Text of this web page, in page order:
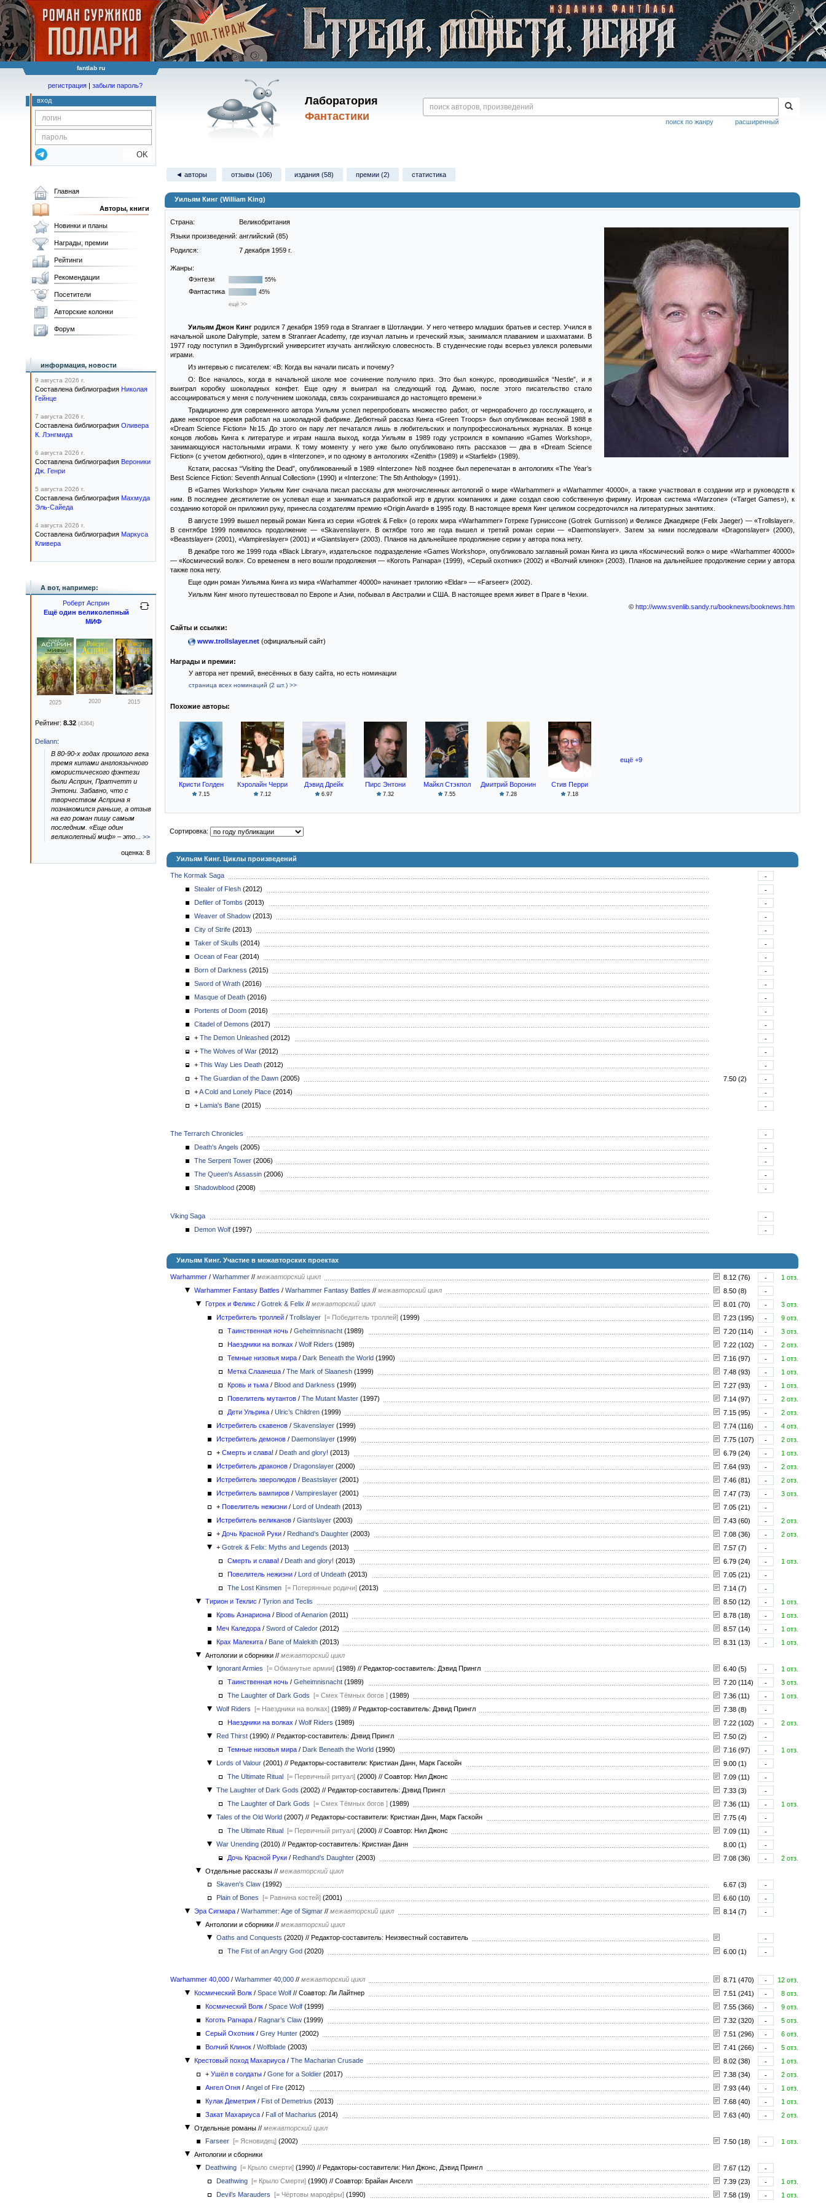
fantlab ru
Лаборатория
Фантастики
расширенный
поиск по жанру
регистрация | забыли пароль?
вход
OK
◄ авторы отзывы (106) издания (58) премии (2) статистика
Уильям Кинг (William King)
Страна:
Великобритания
Языки произведений: английский (85)
Родился:
7 декабря 1959 г.
Жанры:
Фэнтези
55%
Фантастика
45%
ещё >>
Уильям Джон Кингродился 7 декабря 1959 года в Stranraer в Шотландии. У него четверо младших братьев и сестер. Учился в
начальной школе Dalrymple, затем в Stranraer Academy, где изучал латынь и греческий язык, занимался плаванием и шахматами. В
1977 году поступил в Эдинбургский университет изучать английскую словесность. В студенческие годы всерьез увлекся ролевыми
играми.
Из интервью с писателем: «В: Когда вы начали писать и почему?
О: Все началось, когда в начальной школе мое сочинение получило приз. Это был конкурс, проводившийся “Nestle”, и я
выиграл коробку шоколадных конфет. Еще одну я выиграл на следующий год. Думаю, после этого писательство стало
ассоциироваться у меня с получением шоколада, связь сохранившаяся до настоящего времени.»
Традиционно для современного автора Уильям успел перепробовать множество работ, от чернорабочего до госслужащего, и
даже некоторое время работал на шоколадной фабрике. Дебютный рассказ Кинга «Green Troops» был опубликован весной 1988 в
«Dream Science Fiction» №15. До этого он пару лет печатался лишь в любительских и полупрофессиональных журналах. В конце
концов любовь Кинга к литературе и играм нашла выход, когда Уильям в 1989 году устроился в компанию «Games Workshop»,
занимающуюся настольными играми. К тому моменту у него уже было опубликовано пять рассказов — два в «Dream Science
Fiction» (с учетом дебютного), один в «Interzone», и по одному в антологиях «Zenith» (1989) и «Starfield» (1989).
Кстати, рассказ “Visiting the Dead”, опубликованный в 1989 «Interzone» №8 позднее был перепечатан в антологиях «The Year’s
Best Science Fiction: Seventh Annual Collection» (1990) и «Interzone: The 5th Anthology» (1991).
В «Games Workshop» Уильям Кинг сначала писал рассказы для многочисленных антологий о мире «Warhammer» и «Warhammer 40000», а также участвовал в создании игр и руководств к
ним. В последнее десятилетие он успевал еще и заниматься разработкой игр в других компаниях и даже создал свою собственную фириму. Игровая система «Warzone» («Target Games»), к
созданию которой он приложил руку, принесла создателям премию «Origin Award» в 1995 году. В настоящее время Кинг целиком сосредоточился на литературных занятиях.
В августе 1999 вышел первый роман Кинга из серии «Gotrek & Felix» (о героях мира «Warhammer» Готреке Гурниссоне (Gotrek Gurnisson) и Феликсе Джаеджере (Felix Jaeger) — «Trollslayer».
В сентябре 1999 появилось продолжение — «Skavenslayer». В октябре того же года вышел и третий роман серии — «Daemonslayer». Затем за ними последовали «Dragonslayer» (2000),
«Beastslayer» (2001), «Vampireslayer» (2001) и «Giantslayer» (2003). Планов на дальнейшее продолжение серии у автора пока нету.
В декабре того же 1999 года «Black Library», издательское подразделение «Games Workshop», опубликовало заглавный роман Кинга из цикла «Космический волк» о мире «Warhammer 40000»
— «Космический волк». Со временем в него вошли продолжения — «Коготь Рагнара» (1999), «Серый охотник» (2002) и «Волчий клинок» (2003). Планов на дальнейшее продолжение серии у автора
также пока нету.
Еще один роман Уильяма Кинга из мира «Warhammer 40000» начинает трилогию «Eldar» — «Farseer» (2002).
Уильям Кинг много путешествовал по Европе и Азии, побывал в Австралии и США. В настоящее время живет в Праге в Чехии.
© http://www.svenlib.sandy.ru/booknews/booknews.htm
Сайты и ссылки:
www.trollslayer.net(официальный сайт)
Награды и премии:
У автора нет премий, внесённых в базу сайта, но есть номинации
страница всех номинаций (2 шт.) >>
Похожие авторы:
Кристи Голден
7.15
Кэролайн Черри
7.12
Дэвид Дрейк
6.97
Пирс Энтони
7.32
Майкл Стэкпол
7.55
Дмитрий Воронин
7.28
Стив Перри
7.18
ещё +9
Сортировка:
Уильям Кинг. Циклы произведений
The Kormak Saga
-
Stealer of Flesh (2012)
-
Defiler of Tombs (2013)
-
Weaver of Shadow (2013)
-
City of Strife (2013)
-
Taker of Skulls (2014)
-
Ocean of Fear (2014)
-
Born of Darkness (2015)
-
Sword of Wrath (2016)
-
Masque of Death (2016)
-
Portents of Doom (2016)
-
Citadel of Demons (2017)
-
+ The Demon Unleashed (2012)
-
+ The Wolves of War (2012)
-
+ This Way Lies Death (2012)
-
+ The Guardian of the Dawn (2005) 7.50 (2)
-
+A Cold and Lonely Place (2014)
-
+ Lamia's Bane (2015) -
The Terrarch Chronicles
-
Death's Angels (2005)
-
The Serpent Tower (2006)
-
The Queen's Assassin (2006)
-
Shadowblood (2008) -
Viking Saga
-
Demon Wolf (1997) -
Уильям Кинг. Участие в межавторских проектах
Warhammer / Warhammer // межавторский цикл 8.12 (76) -
1 отз.
Warhammer Fantasy Battles / Warhammer Fantasy Battles // межавторский цикл 8.50 (8)
-
Готрек и Феликс / Gotrek & Felix // межавторский цикл 8.01 (70) -
3 отз.
Истребитель троллей / Trollslayer [= Победитель троллей] (1999) 7.23 (195) -
9 отз.
Таинственная ночь / Geheimnisnacht (1989) 7.20 (114) -
3 отз.
Наездники на волках / Wolf Riders (1989) 7.22 (102) -
2 отз.
Темные низовья мира / Dark Beneath the World (1990) 7.16 (97) -
1 отз.
Метка Слаанеша / The Mark of Slaanesh (1999) 7.48 (93) -
1 отз.
Кровь и тьма / Blood and Darkness (1999) 7.27 (93) -
1 отз.
Повелитель мутантов / The Mutant Master (1997) 7.14 (97) -
2 отз.
Дети Ульрика / Ulric’s Children (1999) 7.15 (95) -
2 отз.
Истребитель скавенов / Skavenslayer (1999) 7.74 (116) -
4 отз.
Истребитель демонов / Daemonslayer (1999) 7.75 (107) -
2 отз.
+ Смерть и слава! / Death and glory! (2013) 6.79 (24) -
1 отз.
Истребитель драконов / Dragonslayer (2000) 7.64 (93) -
2 отз.
Истребитель зверолюдов / Beastslayer (2001) 7.46 (81) -
2 отз.
Истребитель вампиров / Vampireslayer (2001) 7.47 (73) -
3 отз.
+ Повелитель нежизни / Lord of Undeath (2013) 7.05 (21)
-
Истребитель великанов / Giantslayer (2003) 7.43 (60) -
2 отз.
+ Дочь Красной Руки / Redhand’s Daughter (2003) 7.08 (36) -
2 отз.
+ Gotrek & Felix: Myths and Legends (2013) 7.57 (7)
-
Смерть и слава! / Death and glory! (2013) 6.79 (24) -
1 отз.
Повелитель нежизни / Lord of Undeath (2013) 7.05 (21)
-
The Lost Kinsmen [= Потерянные родичи] (2013) 7.14 (7)
-
Тирион и Теклис / Tyrion and Teclis 8.50 (12) -
1 отз.
Кровь Аэнариона / Blood of Aenarion (2011) 8.78 (18) -
1 отз.
Меч Каледора / Sword of Caledor (2012) 8.57 (14) -
1 отз.
Крах Малекита / Bane of Malekith (2013) 8.31 (13) -
1 отз.
Антологии и сборники // межавторский цикл
Ignorant Armies [= Обманутые армии] (1989) // Редактор-составитель: Дэвид Прингл 6.40 (5) -
1 отз.
Таинственная ночь / Geheimnisnacht (1989) 7.20 (114) -
3 отз.
The Laughter of Dark Gods [= Смех Тёмных богов ] (1989) 7.36 (11) -
1 отз.
Wolf Riders [= Наездники на волках] (1989) // Редактор-составитель: Дэвид Прингл 7.38 (8)
-
Наездники на волках / Wolf Riders (1989) 7.22 (102) -
2 отз.
Red Thirst (1990) // Редактор-составитель: Дэвид Прингл 7.50 (2)
-
Темные низовья мира / Dark Beneath the World (1990) 7.16 (97) -
1 отз.
Lords of Valour (2001) // Редакторы-составители: Кристиан Данн, Марк Гаскойн 9.00 (1)
-
The Ultimate Ritual [= Первичный ритуал] (2000) // Соавтор: Нил Джонс 7.09 (11)
-
The Laughter of Dark Gods (2002) // Редактор-составитель: Дэвид Прингл 7.33 (3)
-
The Laughter of Dark Gods [= Смех Тёмных богов ] (1989) 7.36 (11) -
1 отз.
Tales of the Old World (2007) // Редакторы-составители: Кристиан Данн, Марк Гаскойн 7.75 (4)
-
The Ultimate Ritual [= Первичный ритуал] (2000) // Соавтор: Нил Джонс 7.09 (11)
-
War Unending (2010) // Редактор-составитель: Кристиан Данн 8.00 (1)
-
Дочь Красной Руки / Redhand’s Daughter (2003) 7.08 (36) -
2 отз.
Отдельные рассказы // межавторский цикл
Skaven's Claw (1992) 6.67 (3)
-
Plain of Bones [= Равнина костей] (2001) 6.60 (10)
-
Эра Сигмара / Warhammer: Age of Sigmar // межавторский цикл 8.14 (7)
-
Антологии и сборники // межавторский цикл
Oaths and Conquests (2020) // Редактор-составитель: Неизвестный составитель
-
The Fist of an Angry God (2020) 6.00 (1) -
Warhammer 40,000 / Warhammer 40,000 // межавторский цикл 8.71 (470) -
12 отз.
Космический Волк / Space Wolf // Соавтор: Ли Лайтнер 7.51 (241) -
8 отз.
Космический Волк / Space Wolf (1999) 7.55 (366) -
9 отз.
Коготь Рагнара / Ragnar’s Claw (1999) 7.32 (320) -
5 отз.
Серый Охотник / Grey Hunter (2002) 7.51 (296) -
6 отз.
Волчий Клинок / Wolfblade (2003) 7.41 (266) -
5 отз.
Крестовый поход Махариуса / The Macharian Crusade 8.02 (38) -
1 отз.
+ Ушёл в солдаты / Gone for a Soldier (2017) 7.38 (34) -
2 отз.
Ангел Огня / Angel of Fire (2012) 7.93 (44) -
1 отз.
Кулак Деметрия / Fist of Demetrius (2013) 7.68 (40) -
1 отз.
Закат Махариуса / Fall of Macharius (2014) 7.63 (40) -
2 отз.
Отдельные романы // межавторский цикл
Farseer [= Ясновидец] (2002) 7.50 (18) -
1 отз.
Антологии и сборники
Deathwing [= Крыло смерти] (1990) // Редакторы-составители: Нил Джонс, Дэвид Прингл 7.67 (12)
-
Deathwing [= Крыло Смерти] (1990) // Соавтор: Брайан Анселл 7.39 (23) -
1 отз.
Devil’s Marauders [= Чёртовы мародёры] (1990) 7.58 (19) - 1 отз.
Главная
Авторы, книги
Новинки и планы
Награды, премии
Рейтинги
Рекомендации
Посетители
Авторские колонки
Форум
информация, новости
9 августа 2026 г.
Составлена библиография Николая
Гейнце
7 августа 2026 г.
Составлена библиография Оливера
К. Лэнгмида
6 августа 2026 г.
Составлена библиография Вероники
Дж. Генри
5 августа 2026 г.
Составлена библиография Махмуда
Эль-Сайеда
4 августа 2026 г.
Составлена библиография Маркуса
Кливера
А вот, например:
Роберт Асприн
Ещё один великолепный
МИФ
2025 2020 2015
Рейтинг: 8.32 (4364)
Deliann:
В 80-90-х годах прошлого века
тремя китами англоязычного
юмористического фэнтези
были Асприн, Пратчетт и
Энтони. Забавно, что с
творчеством Асприна я
познакомился раньше, а отзыв
на его роман пишу самым
последним. «Еще один
великолепный миф» – это
>>
оценка: 8